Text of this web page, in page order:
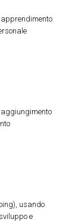
usando
e